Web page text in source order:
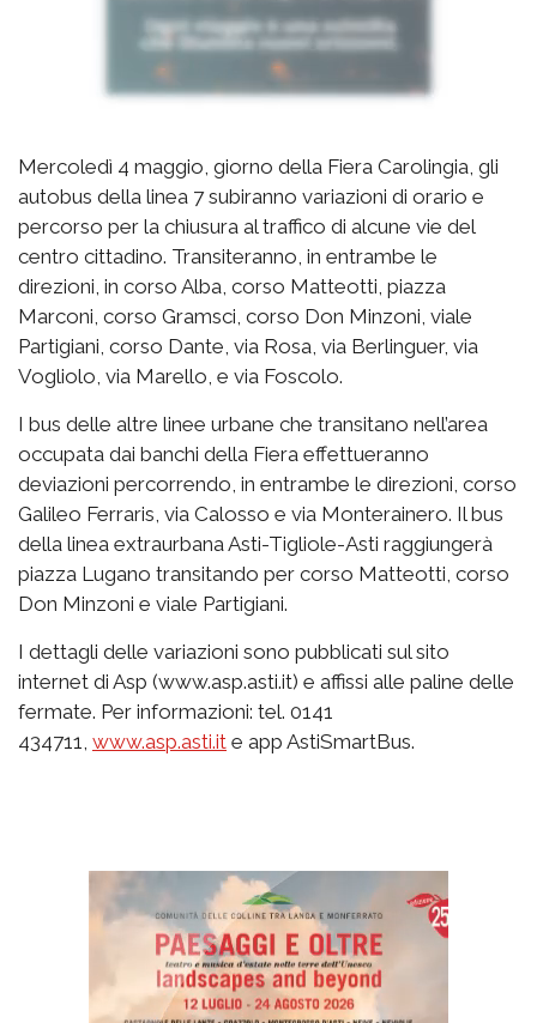
Mercoledì 4 maggio, giorno della Fiera Carolingia, gli
autobus della linea 7 subiranno variazioni di orario e
percorso per la chiusura al traffico di alcune vie del
centro cittadino. Transiteranno, in entrambe le
direzioni, in corso Alba, corso Matteotti, piazza
Marconi, corso Gramsci, corso Don Minzoni, viale
Partigiani, corso Dante, via Rosa, via Berlinguer, via
Vogliolo, via Marello, e via Foscolo.
I bus delle altre linee urbane che transitano nell’area
occupata dai banchi della Fiera effettueranno
deviazioni percorrendo, in entrambe le direzioni, corso
Galileo Ferraris, via Calosso e via Monterainero. Il bus
della linea extraurbana Asti-Tigliole-Asti raggiungerà
piazza Lugano transitando per corso Matteotti, corso
Don Minzoni e viale Partigiani.
I dettagli delle variazioni sono pubblicati sul sito
internet di Asp (www.asp.asti.it) e affissi alle paline delle
fermate. Per informazioni: tel. 0141
434711, www.asp.asti.it e app AstiSmartBus.